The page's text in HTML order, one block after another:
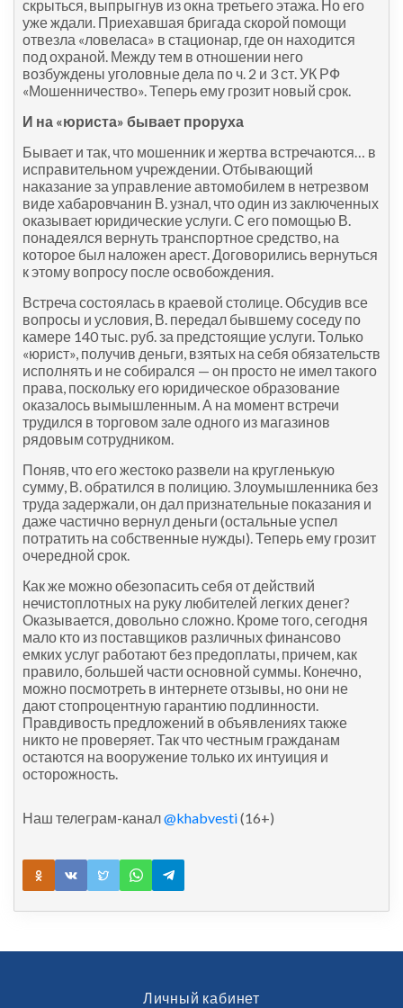
скрыться, выпрыгнув из окна третьего этажа. Но его
уже ждали. Приехавшая бригада скорой помощи
отвезла «ловеласа» в стационар, где он находится
под охраной. Между тем в отношении него
возбуждены уголовные дела по ч. 2 и 3 ст. УК РФ
«Мошенничество». Теперь ему грозит новый срок.
И на «юриста» бывает проруха
Бывает и так, что мошенник и жертва встречаются… в
исправительном учреждении. Отбывающий
наказание за управление автомобилем в нетрезвом
виде хабаровчанин В. узнал, что один из заключенных
оказывает юридические услуги. С его помощью В.
понадеялся вернуть транспортное средство, на
которое был наложен арест. Договорились вернуться
к этому вопросу после освобождения.
Встреча состоялась в краевой столице. Обсудив все
вопросы и условия, В. передал бывшему соседу по
камере 140 тыс. руб. за предстоящие услуги. Только
«юрист», получив деньги, взятых на себя обязательств
исполнять и не собирался — он просто не имел такого
права, поскольку его юридическое образование
оказалось вымышленным. А на момент встречи
трудился в торговом зале одного из магазинов
рядовым сотрудником.
Поняв, что его жестоко развели на кругленькую
сумму, В. обратился в полицию. Злоумышленника без
труда задержали, он дал признательные показания и
даже частично вернул деньги (остальные успел
потратить на собственные нужды). Теперь ему грозит
очередной срок.
Как же можно обезопасить себя от действий
нечистоплотных на руку любителей легких денег?
Оказывается, довольно сложно. Кроме того, сегодня
мало кто из поставщиков различных финансово
емких услуг работают без предоплаты, причем, как
правило, большей части основной суммы. Конечно,
можно посмотреть в интернете отзывы, но они не
дают стопроцентную гарантию подлинности.
Правдивость предложений в объявлениях также
никто не проверяет. Так что честным гражданам
остаются на вооружение только их интуиция и
осторожность.
Наш телеграм-канал@khabvesti(16+)
Личный кабинет